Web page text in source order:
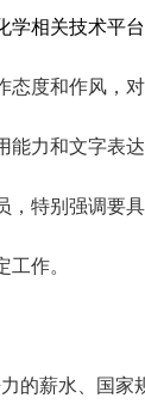
学相关技术平
态度和作风，
力和文字表达
，特别强调要
作。
的薪水、国